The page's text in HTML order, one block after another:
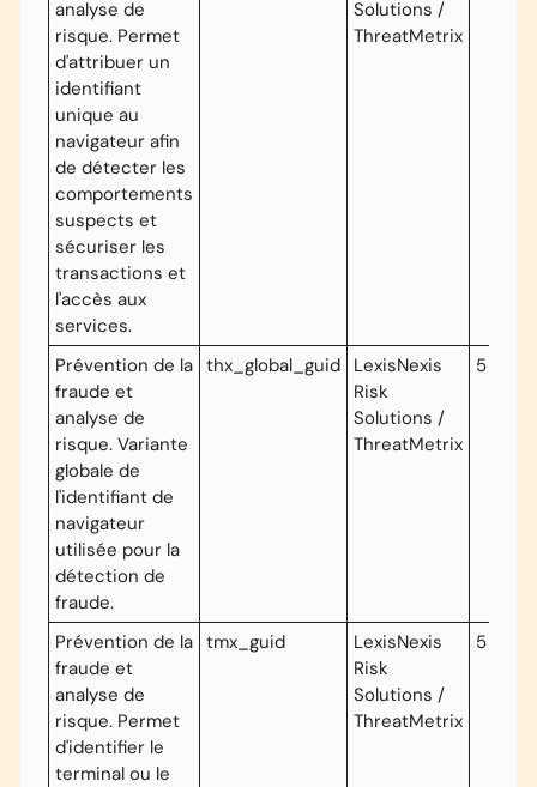
analyse de
risque. Permet
d'attribuer un
identifiant
unique au
navigateur afin
de détecter les
comportements
suspects et
sécuriser les
transactions et
l'accès aux
services.
Solutions /
ThreatMetrix
Prévention de la
fraude et
analyse de
risque. Variante
globale de
l'identifiant de
navigateur
utilisée pour la
détection de
fraude.
thx_global_guid LexisNexis
Risk
Solutions /
ThreatMetrix
5 ans
Prévention de la
fraude et
analyse de
risque. Permet
d'identifier le
terminal ou le
tmx_guid
LexisNexis
Risk
Solutions /
ThreatMetrix
5 ans